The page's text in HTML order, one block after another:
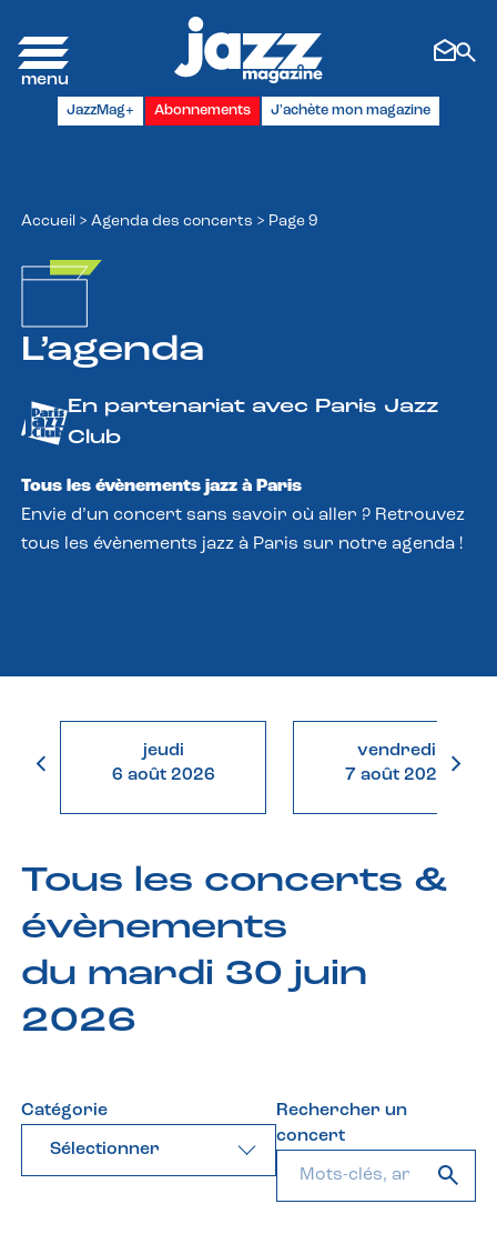
JazzMag+ Abonnements J'achète mon magazine
Accueil > Agenda des concerts > Page 9
L’agenda
En partenariat avec Paris Jazz
Club
Tous les évènements jazz à Paris
Envie d’un concert sans savoir où aller ? Retrouvez
tous les évènements jazz à Paris sur notre agenda !
jeudi
6 août 2026
vendredi
7 août 2026
Tous les concerts &
évènements
du mardi 30 juin
2026
Catégorie
Sélectionner
Rechercher un
concert